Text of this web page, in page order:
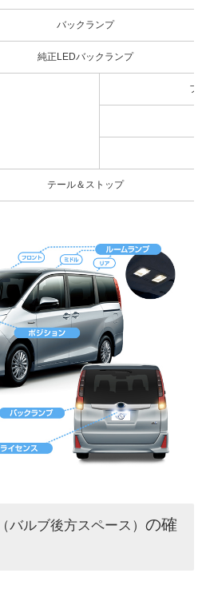
バックランプ
純正LEDバックランプ
フ
テール＆ストップ
（バルブ後方スペース） の確